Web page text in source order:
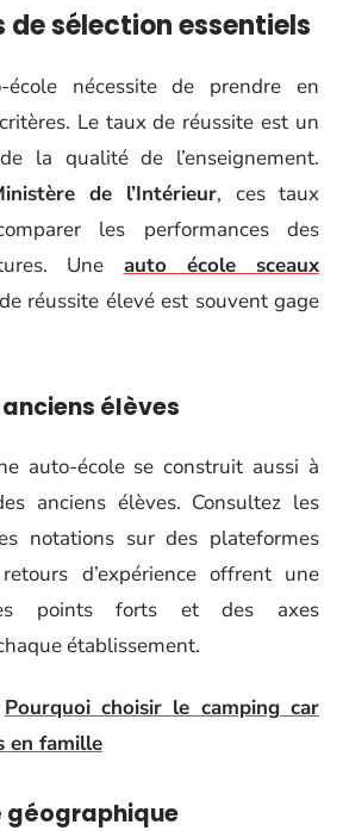
de sélection essentiels
école nécessite de prendre en
Le taux de réussite est un
la qualité de l’enseignement.
de l’Intérieur, ces taux
les performances des
Une auto école sceaux
réussite élevé est souvent gage
élèves
auto-école se construit aussi à
anciens élèves. Consultez les
notations sur des plateformes
d’expérience offrent une
points forts et des axes
établissement.
Pourquoi choisir le camping car
en famille
géographique